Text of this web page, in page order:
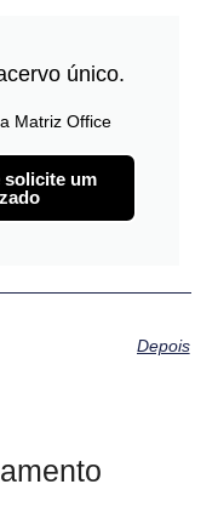
único.
Matriz Office
solicite um
Depois